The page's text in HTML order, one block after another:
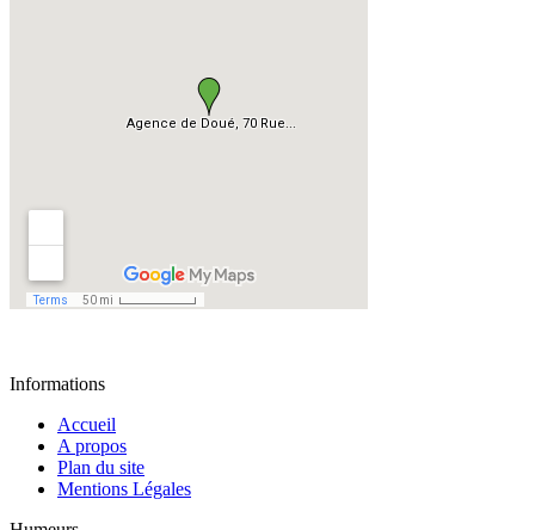
Informations
Accueil
A propos
Plan du site
Mentions Légales